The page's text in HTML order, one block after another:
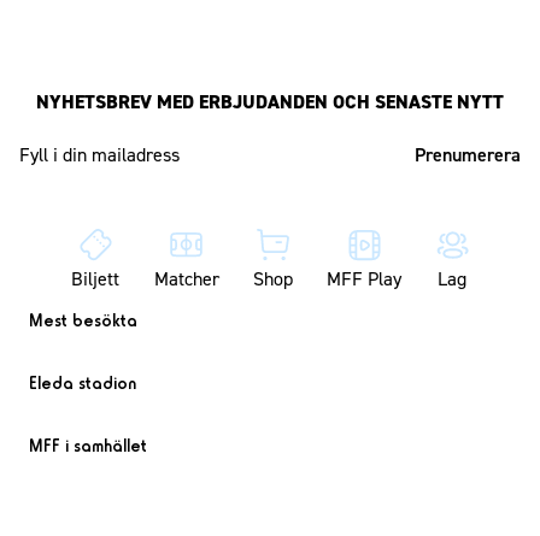
NYHETSBREV MED ERBJUDANDEN OCH SENASTE NYTT
Biljett Matcher Shop MFF Play Lag
Mest besökta
Eleda stadion
MFF i samhället